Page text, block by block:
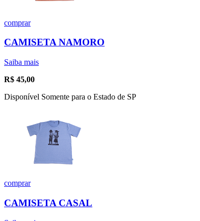
comprar
CAMISETA NAMORO
Saiba mais
R$ 45,00
Disponível Somente para o Estado de SP
comprar
CAMISETA CASAL